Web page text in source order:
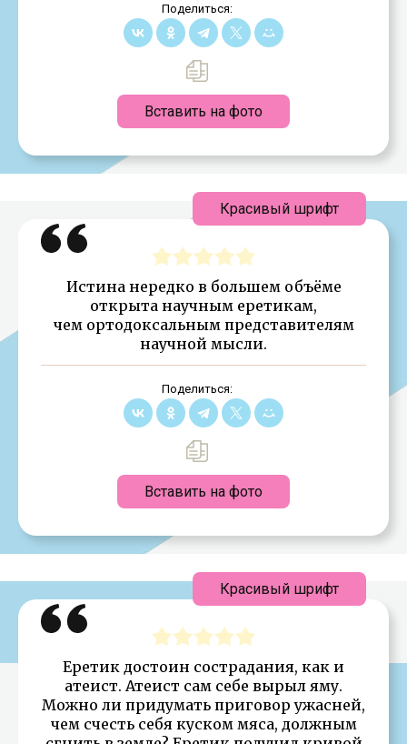
Поделиться:
Вставить на фото
Истина нередко в большем объёме
открыта научным еретикам,
чем ортодоксальным представителям
научной мысли.
Поделиться:
Вставить на фото
Красивый шрифт
Еретик достоин сострадания, как и
атеист. Атеист сам себе вырыл яму.
Можно ли придумать приговор ужасней,
чем счесть себя куском мяса, должным
Красивый шрифт